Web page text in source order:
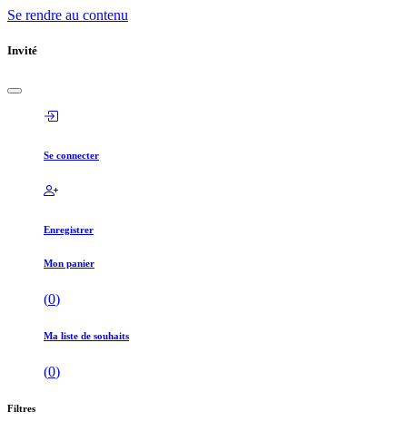
Se rendre au contenu
Invité
Se connecter
Enregistrer
Mon panier
(0)
Ma liste de souhaits
(0)
Filtres